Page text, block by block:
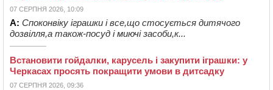
07 СЕРПНЯ 2026, 10:09
А: Споконвіку іграшки і все,що стосується дитячого
дозвілля,а також-посуд і миючі засоби,к...
Встановити гойдалки, карусель і закупити іграшки: у
Черкасах просять покращити умови в дитсадку
07 СЕРПНЯ 2026, 09:36